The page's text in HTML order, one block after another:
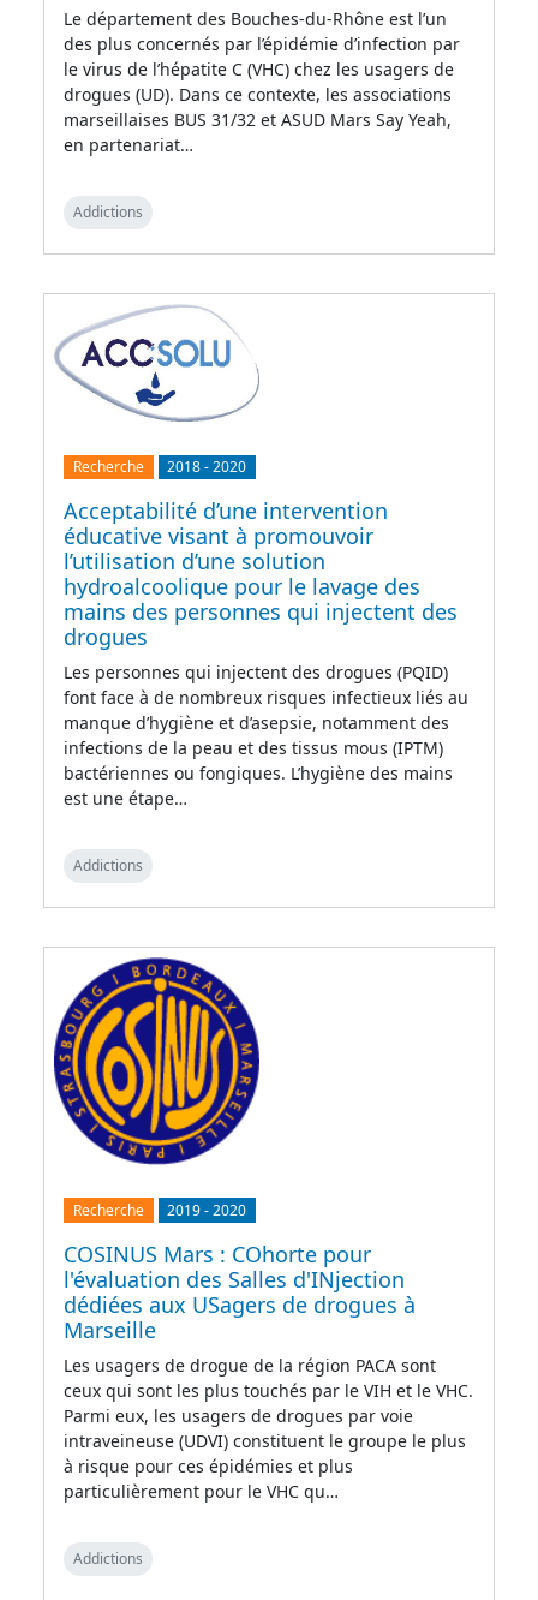
Le département des Bouches-du-Rhône est l’un
des plus concernés par l’épidémie d’infection par
le virus de l’hépatite C (VHC) chez les usagers de
drogues (UD). Dans ce contexte, les associations
marseillaises BUS 31/32 et ASUD Mars Say Yeah,
en partenariat…
Addictions
Recherche 2018-2020
Acceptabilité d’une intervention
éducative visant à promouvoir
l’utilisation d’une solution
hydroalcoolique pour le lavage des
mains des personnes qui injectent des
drogues
Les personnes qui injectent des drogues (PQID)
font face à de nombreux risques infectieux liés au
manque d’hygiène et d’asepsie, notamment des
infections de la peau et des tissus mous (IPTM)
bactériennes ou fongiques. L’hygiène des mains
est une étape…
Addictions
Recherche 2019-2020
COSINUS Mars : COhorte pour
l'évaluation des Salles d'INjection
dédiées aux USagers de drogues à
Marseille
Les usagers de drogue de la région PACA sont
ceux qui sont les plus touchés par le VIH et le VHC.
Parmi eux, les usagers de drogues par voie
intraveineuse (UDVI) constituent le groupe le plus
à risque pour ces épidémies et plus
particulièrement pour le VHC qu…
Addictions